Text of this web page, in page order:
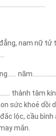
nam nữ tử
thành tâm
sức khoẻ dồi
lộc, cầu bình
mắn.